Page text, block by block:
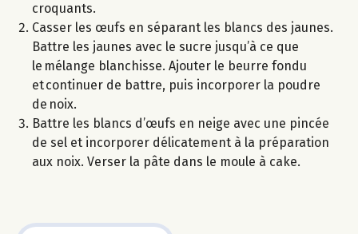
croquants.
Casser les œufs en séparant les blancs des jaunes.
Battre les jaunes avec le sucre jusqu’à ce que
le mélange blanchisse. Ajouter le beurre fondu
et continuer de battre, puis incorporer la poudre
de noix.
Battre les blancs d’œufs en neige avec une pincée
de sel et incorporer délicatement à la préparation
aux noix. Verser la pâte dans le moule à cake.